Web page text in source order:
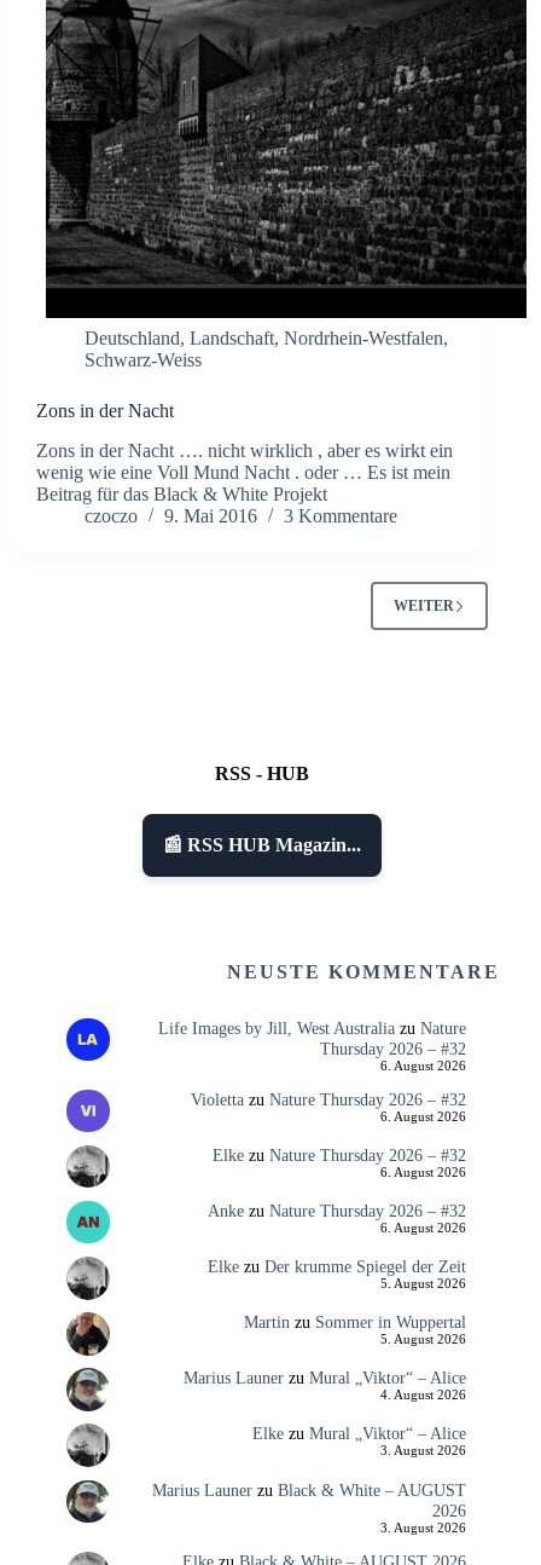
Deutschland, Landschaft, Nordrhein-Westfalen,
Schwarz-Weiss
Zons in der Nacht
Zons in der Nacht …. nicht wirklich , aber es wirkt ein
wenig wie eine Voll Mund Nacht . oder … Es ist mein
Beitrag für das Black & White Projekt
czoczo
9. Mai 2016 3 Kommentare
WEITER
RSS - HUB
📰 RSS HUB Magazin...
NEUSTE KOMMENTARE
Life Images by Jill, West Australiazu Nature
Thursday 2026 – #32
6. August 2026
Violettazu Nature Thursday 2026 – #32
6. August 2026
Elkezu Nature Thursday 2026 – #32
6. August 2026
Ankezu Nature Thursday 2026 – #32
6. August 2026
Elkezu Der krumme Spiegel der Zeit
5. August 2026
Martinzu Sommer in Wuppertal
5. August 2026
Marius Launerzu Mural „Viktor“ – Alice
4. August 2026
Elkezu Mural „Viktor“ – Alice
3. August 2026
Marius Launerzu Black & White – AUGUST
2026
3. August 2026
Elkezu Black & White – AUGUST 2026